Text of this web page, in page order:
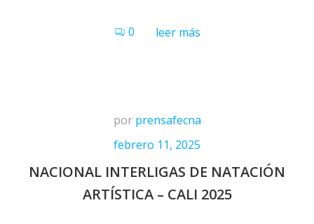
0 leer más
por prensafecna
febrero 11, 2025
NACIONAL INTERLIGAS DE NATACIÓN
ARTÍSTICA – CALI 2025